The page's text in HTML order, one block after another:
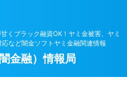
くブラック融資OK！ヤミ金被害、ヤミ
など闇金ソフトヤミ金融関連情報
金融）情報局